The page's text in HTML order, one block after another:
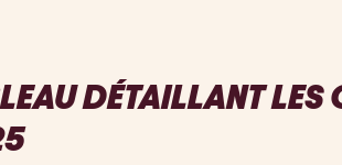
DÉTAILLANT LES